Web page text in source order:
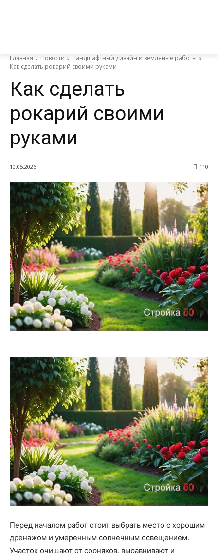
Главная Новости
Ландшафтный дизайн и земляные работы
Как сделать рокарий своими руками
Как сделать
рокарий своими
руками
10.05.2026 110
Перед началом работ стоит выбрать место с хорошим
дренажом и умеренным солнечным освещением.
Участок очищают от сорняков, выравнивают и